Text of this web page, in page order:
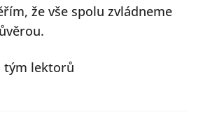
že vše spolu zvládneme
tým lektorů